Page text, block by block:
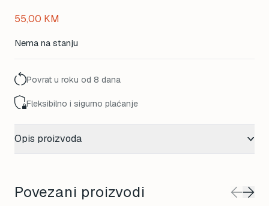
55,00 KM
Nema na stanju
Povrat u roku od 8 dana
Fleksibilno i sigurno plaćanje
Opis proizvoda
Povezani proizvodi